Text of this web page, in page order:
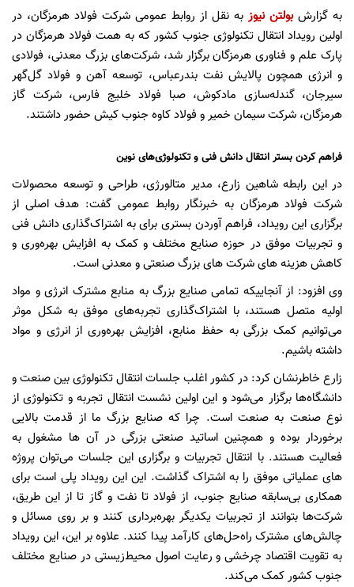
به گزارشبولتن نیوز به نقل از روابط عمومی شرکت فولاد هرمزگان، در
اولین رویداد انتقال تکنولوژی جنوب کشور که به همت فولاد هرمزگان در
پارک علم و فناوری هرمزگان برگزار شد، شرکت‌های بزرگ معدنی، فولادی
و انرژی همچون پالایش نفت بندرعباس، توسعه آهن و فولاد گل‌گهر
سیرجان، گندله‌سازی مادکوش، صبا فولاد خلیج فارس، شرکت گاز
هرمزگان، شرکت سیمان خمیر و فولاد کاوه جنوب کیش حضور داشتند.
فراهم کردن بستر انتقال دانش فنی و تکنولوژی‌های نوین
در این رابطه شاهین زارع، مدیر متالورژی، طراحی و توسعه محصولات
شرکت فولاد هرمزگان به خبرنگار روابط عمومی گفت: هدف اصلی از
برگزاری این رویداد، فراهم آوردن بستری برای به اشتراک‌گذاری دانش فنی
و تجربیات موفق در حوزه صنایع مختلف و کمک به افزایش بهره‌وری و
کاهش هزینه های شرکت های بزرگ صنعتی و معدنی است.
وی افزود: از آنجاییکه تمامی صنایع بزرگ به منابع مشترک انرژی و مواد
اولیه متصل هستند، با اشتراک‌گذاری تجربه‌های موفق به شکل موثر
می‌توانیم کمک بزرگی به حفظ منابع، افزایش بهره‌وری از انرژی و مواد
داشته باشیم.
زارع خاطرنشان کرد: در کشور اغلب جلسات انتقال تکنولوژی بین صنعت و
دانشگاه‌ها برگزار می‌شود و این اولین نشست انتقال تجربه و تکنولوژی از
نوع صنعت به صنعت است. چرا که صنایع بزرگ ما از قدمت بالایی
برخوردار بوده و همچنین اساتید صنعتی بزرگی در آن ها مشغول به
فعالیت هستند. با انتقال تجربیات و برگزاری این جلسات می‌توان پروژه
های عملیاتی موفق را به اشتراک گذاشت. این این رویداد پلی است برای
همکاری بی‌سابقه صنایع جنوب، از فولاد تا نفت و گاز تا از این طریق،
شرکت‌ها بتوانند از تجربیات یکدیگر بهره‌برداری کنند و بر روی مسائل و
چالش‌های مشترک راه‌حل‌های کارآمد پیدا کنند. علاوه بر این، این رویداد
به تقویت اقتصاد چرخشی و رعایت اصول محیط‌زیستی در صنایع مختلف
جنوب کشور کمک می‌کند.